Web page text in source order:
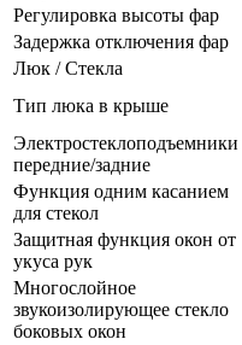
Регулировка высоты фар
Задержка отключения фар
Люк / Стекла
Тип люка в крыше
Электростеклоподъемники
передние/задние
Функция одним касанием
для стекол
Защитная функция окон от
укуса рук
Многослойное
звукоизолирующее стекло
боковых окон